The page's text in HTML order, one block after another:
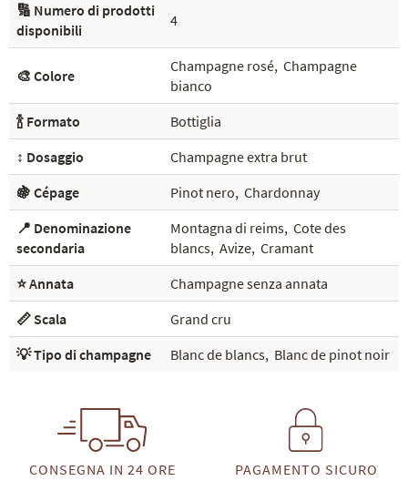
🔢 Numero di prodotti
disponibili
4
🎨 Colore
Champagne rosé, Champagne
bianco
🍾 Formato
Bottiglia
↕️ Dosaggio
Champagne extra brut
🍇 Cépage
Pinot nero, Chardonnay
📍 Denominazione
secondaria
Montagna di reims, Cote des
blancs, Avize, Cramant
⭐ Annata
Champagne senza annata
📏 Scala
Grand cru
💡 Tipo di champagne
Blanc de blancs, Blanc de pinot noir
CONSEGNA IN 24 ORE
PAGAMENTO SICURO